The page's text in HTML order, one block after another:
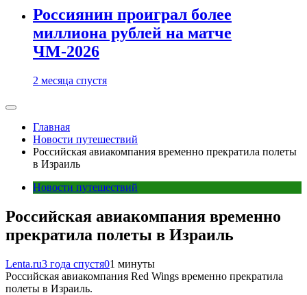
Россиянин проиграл более
миллиона рублей на матче
ЧМ-2026
2 месяца спустя
Главная
Новости путешествий
Российская авиакомпания временно прекратила полеты
в Израиль
Новости путешествий
Российская авиакомпания временно
прекратила полеты в Израиль
Lenta.ru3 года спустя01 минуты
Российская авиакомпания Red Wings временно прекратила
полеты в Израиль.